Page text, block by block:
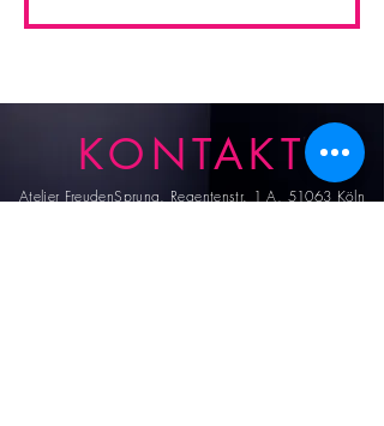
KONTAKT
Atelier FreudenSprung, Regentenstr. 1 A, 51063 Köln